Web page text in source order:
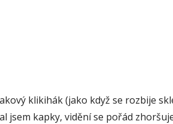
klikihák (jako když se rozbije
jsem kapky, vidění se pořád